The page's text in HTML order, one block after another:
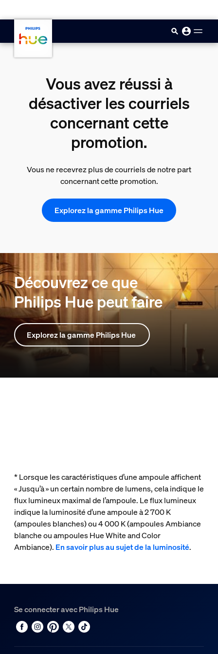
Vous avez réussi à
désactiver les courriels
concernant cette
promotion.
Vous ne recevrez plus de courriels de notre part
concernant cette promotion.
Explorez la gamme Philips Hue
Découvrez ce que
Philips Hue peut faire
Explorez la gamme Philips Hue
* Lorsque les caractéristiques d’une ampoule affichent
« Jusqu’à » un certain nombre de lumens, cela indique le
flux lumineux maximal de l’ampoule. Le flux lumineux
indique la luminosité d’une ampoule à 2 700 K
(ampoules blanches) ou 4 000 K (ampoules Ambiance
blanche ou ampoules Hue White and Color
Ambiance). En savoir plus au sujet de la luminosité.
Se connecter avec Philips Hue